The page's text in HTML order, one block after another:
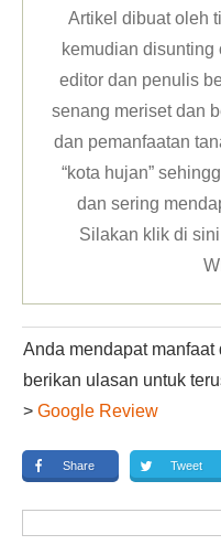
Artikel dibuat oleh
kemudian
editor dan penulis
senang meriset dan
dan pemanfaatan
“kota hujan”
dan sering
Silakan klikdi
Anda mendapat
berikan ulasan untuk
> Google Review
Share Tweet